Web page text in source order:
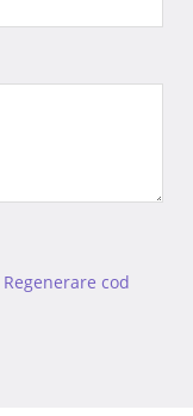
Regenerare cod